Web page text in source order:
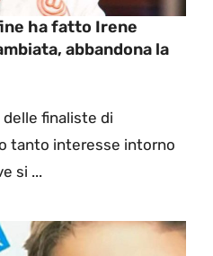
ha fatto Irene
abbandona la
finaliste di
tanto interesse intorno
si ...